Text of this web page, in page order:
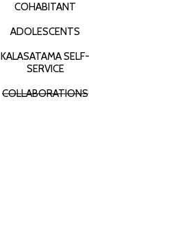
COHABITANT
ADOLESCENTS
KALASATAMA SELF-
SERVICE
COLLABORATIONS